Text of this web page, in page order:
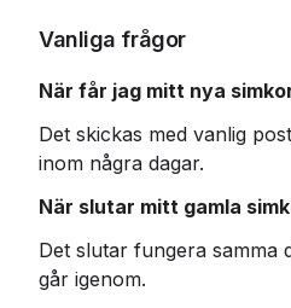
Vanliga frågor
När får jag mitt nya
Det skickas med vanlig
inom några dagar.
När slutar mitt gamla
Det slutar fungera samma
går igenom.